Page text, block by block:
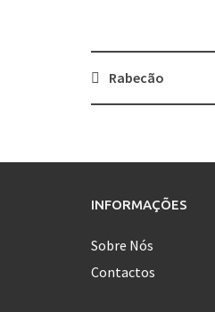
Post
Rabecão
INFORMAÇÕES
Sobre Nós
Contactos